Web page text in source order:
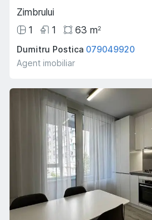
Zimbrului
1
1 63 m2
Dumitru Postica 079049920
Agent imobiliar